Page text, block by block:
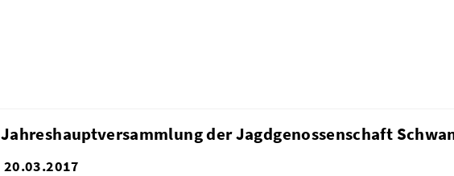
Jahreshauptversammlung der Jagdgenossenschaft
20.03.2017